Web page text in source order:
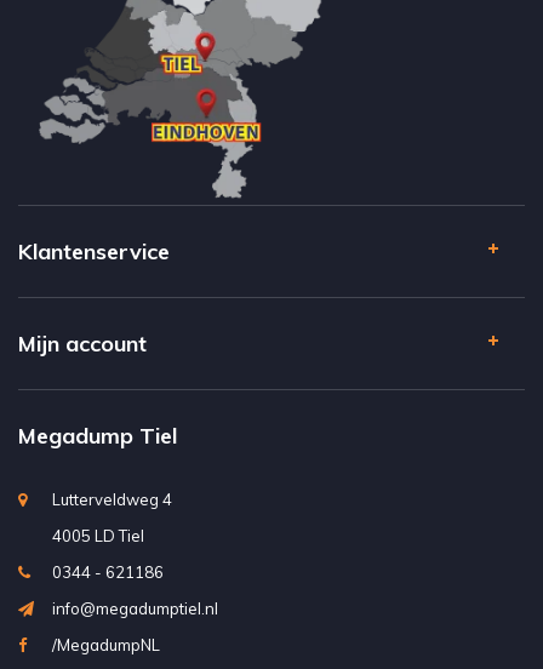
Klantenservice
Mijn account
Megadump Tiel
Lutterveldweg 4
4005 LD Tiel
0344 - 621186
info@megadumptiel.nl
/MegadumpNL